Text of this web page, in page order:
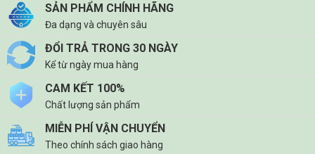
SẢN PHẨM CHÍNH HÃNG
Đa dạng và chuyên sâu
ĐỔI TRẢ TRONG 30 NGÀY
Kể từ ngày mua hàng
CAM KẾT 100%
Chất lượng sản phẩm
MIỄN PHÍ VẬN CHUYỂN
Theo chính sách giao hàng